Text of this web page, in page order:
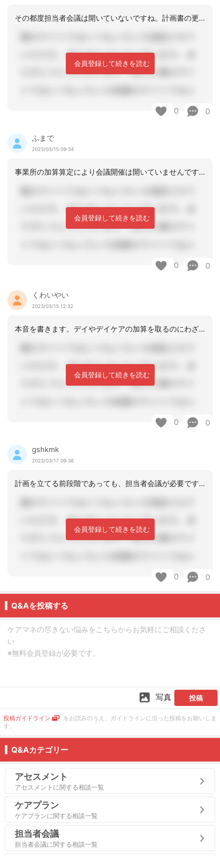
その都度担当者会議は開いていないですね。計画書の更新時に2表には記載するようには
会員登録して続きを読む
0 0
ふまで
2023/03/15 09:34
事業所の加算算定により会議開催は開いていませんですが、２票への位置づけを求められ
会員登録して続きを読む
0 0
くわいやい
2023/03/15 12:32
本音を書きます。デイやデイケアの加算を取るのにわざわざプランに乗せろとか会議開く
会員登録して続きを読む
0 0
gshkmk
2023/03/17 09:38
計画を立てる前段階であっても、担当者会議が必要です。
会員登録して続きを読む
0 0
Q&Aを投稿する
写真 投稿
投稿ガイドライン
をお読みのうえ、ガイドラインに沿った投稿をお願いしま
す。
Q&Aカテゴリー
アセスメント
アセスメントに関する相談一覧
ケアプラン
ケアプランに関する相談一覧
担当者会議
担当者会議に関する相談一覧